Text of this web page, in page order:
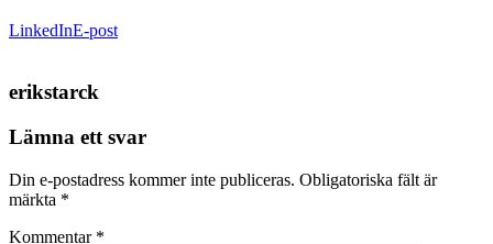
LinkedInE-post
erikstarck
Lämna ett svar
Din e-postadress kommer inte publiceras. Obligatoriska fält är
märkta *
Kommentar *